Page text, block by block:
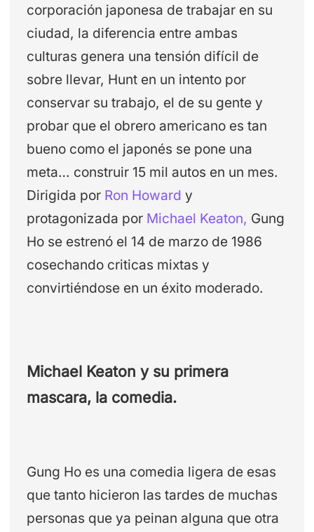
corporación japonesa de trabajar en su
ciudad, la diferencia entre ambas
culturas genera una tensión difícil de
sobre llevar, Hunt en un intento por
conservar su trabajo, el de su gente y
probar que el obrero americano es tan
bueno como el japonés se pone una
meta… construir 15 mil autos en un mes.
Dirigida por Ron Howard y
protagonizada por Michael Keaton, Gung
Ho se estrenó el 14 de marzo de 1986
cosechando criticas mixtas y
convirtiéndose en un éxito moderado.
Michael Keaton y su primera
mascara, la comedia.
Gung Ho es una comedia ligera de esas
que tanto hicieron las tardes de muchas
personas que ya peinan alguna que otra